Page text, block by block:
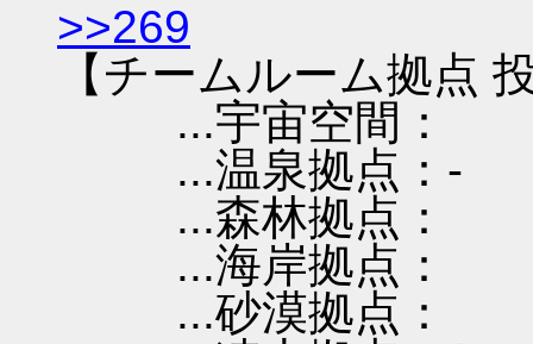
>>269
【チームルーム拠点
...宇宙空間：
...温泉拠点：-
...森林拠点：
...海岸拠点：
...砂漠拠点：